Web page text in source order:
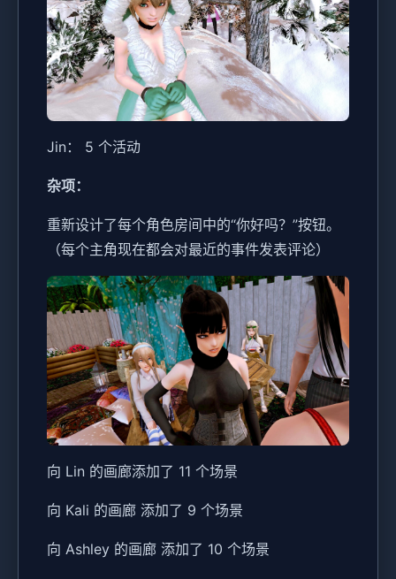
Jin： 5 个活动
杂项：
重新设计了每个角色房间中的“你好吗？”按钮。
（每个主角现在都会对最近的事件发表评论）
向 Lin 的画廊添加了 11 个场景
向 Kali 的画廊 添加了 9 个场景
向 Ashley 的画廊 添加了 10 个场景